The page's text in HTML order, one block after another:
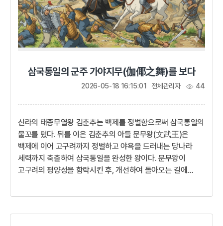
삼국통일의 군주 가야지무(伽倻之舞)를 보다
전체관리자 44
신라의 태종무열왕 김춘추는 백제를 정벌함으로써 삼국통일의
물꼬를 텄다. 뒤를 이은 김춘추의 아들 문무왕(文武王)은
백제에 이어 고구려까지 정벌하고 야욕을 드러내는 당나라
세력까지 축출하여 삼국통일을 완성한 왕이다. 문무왕이
고구려의 평양성을 함락시킨 후, 개선하여 돌아오는 길에
2026-05-18 16:15:01